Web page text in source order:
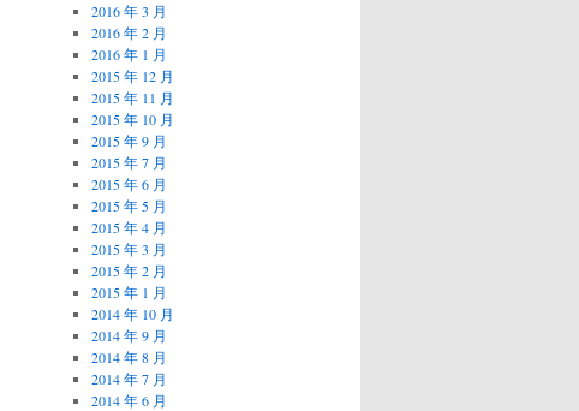
2016 年 3 月
2016 年 2 月
2016 年 1 月
2015 年 12 月
2015 年 11 月
2015 年 10 月
2015 年 9 月
2015 年 7 月
2015 年 6 月
2015 年 5 月
2015 年 4 月
2015 年 3 月
2015 年 2 月
2015 年 1 月
2014 年 10 月
2014 年 9 月
2014 年 8 月
2014 年 7 月
2014 年 6 月